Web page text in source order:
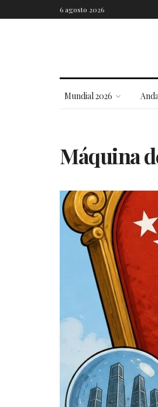
6 agosto 2026
Mundial 2026
Máquina